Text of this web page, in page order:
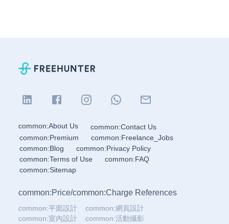
common:About Us
common:Contact Us
common:Premium
common:Freelance_Jobs
common:Blog
common:Privacy Policy
common:Terms of Use
common:FAQ
common:Sitemap
common:Price/common:Charge References
common:平面設計
common:網頁設計
common:室內設計
common:活動攝影